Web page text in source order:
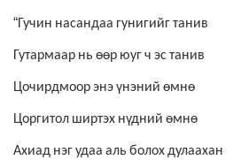
“Гучин насандаа гунигийгтанив
Гутармаар нь өөр юугч эстанив
Цочирдмоорэнэүнэний өмнө
Цоргитол ширтэх нүдний өмнө
Ахиад нэгудаа аль болохдулаахан